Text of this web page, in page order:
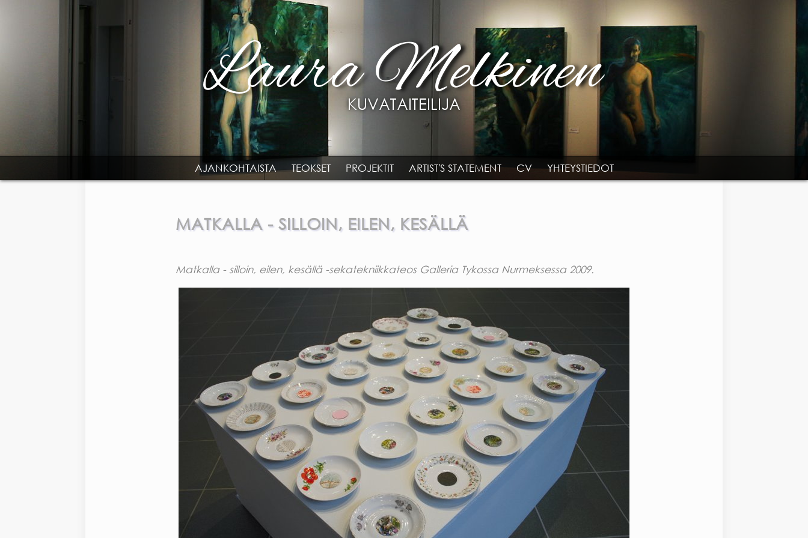
Skip to main content
MAIN MENU
AJANKOHTAISTA TEOKSET PROJEKTIT ARTIST'S STATEMENT CV YHTEYSTIEDOT
MATKALLA - SILLOIN, EILEN, KESÄLLÄ
Matkalla - silloin, eilen, kesällä -sekatekniikkateos Galleria Tykossa Nurmeksessa 2009.